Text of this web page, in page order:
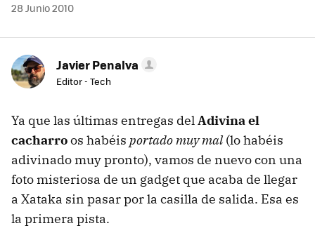
28 Junio 2010
Javier Penalva
Editor - Tech
Ya que las últimas entregas delAdivina el
cacharroos habéis portado muy mal(lo habéis
adivinado muy pronto), vamos de nuevo con una
foto misteriosa de un gadget que acaba de llegar
a Xataka sin pasar por la casilla de salida. Esa es
la primera pista.